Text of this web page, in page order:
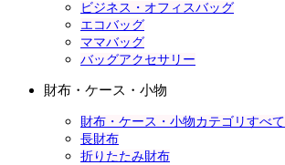
ビジネス・オフィスバッグ
エコバッグ
ママバッグ
バッグアクセサリー
財布・ケース・小物
財布・ケース・小物カテゴリすべて
長財布
折りたたみ財布